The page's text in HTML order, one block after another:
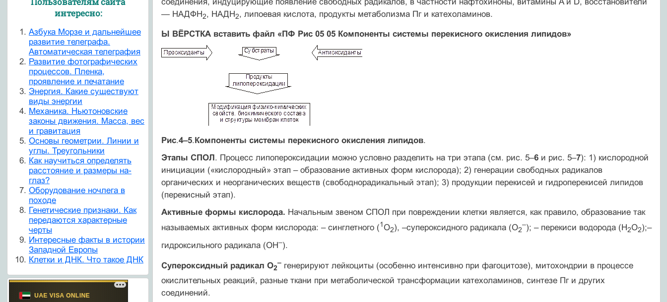
— НАДФН2, НАДН2, липоевая кислота, продукты метаболизма Пг и катехоламинов.
Ы ВЁРСТКА вставить файл «ПФ Рис 05 05Компоненты системы перекисного окисления липидов»
Рис.4–5. Компоненты системы перекисного окисления липидов.
Этапы СПОЛ . Процесс липопероксидации можно условно разделить на три этапа (см. рис. 5–6и рис. 5–7): 1) кислородной
инициации («кислородный» этап – образование активных форм кислорода); 2) генерации свободных радикалов
органических и неорганических веществ (свободнорадикальный этап); 3) продукции перекисей и гидроперекисей липидов
(перекисный этап).
Активные формы кислорода. Начальным звеном СПОЛ при повреждении клетки является, как правило, образование так
называемых активных форм кислорода: – синглетного (1O2), –супероксидного радикала (O2
–); – перекиси водорода (Н2О2);–
гидроксильного радикала (OH–).
Супероксидный радикал O2
–генерируют лейкоциты (особенно интенсивно при фагоцитозе), митохондрии в процессе
окислительных реакций, разные ткани при метаболической трансформации катехоламинов, синтезе Пг и других
соединений.
интересно:
Азбука Морзе и дальнейшее
развитие телеграфа.
Автоматическая телеграфия
Развитие фотографических
процессов. Пленка,
проявление и печатание
Энергия. Какие существуют
виды энергии
Механика. Ньютоновские
законы движения. Масса, вес
и гравитация
Основы геометрии. Линии и
углы. Треугольники
Как научиться определять
расстояние и размеры на-
глаз?
Оборудование ночлега в
походе
Генетические признаки. Как
передаются характерные
черты
Интересные факты в истории
Западной Европы
Клетки и ДНК. Что такое ДНК